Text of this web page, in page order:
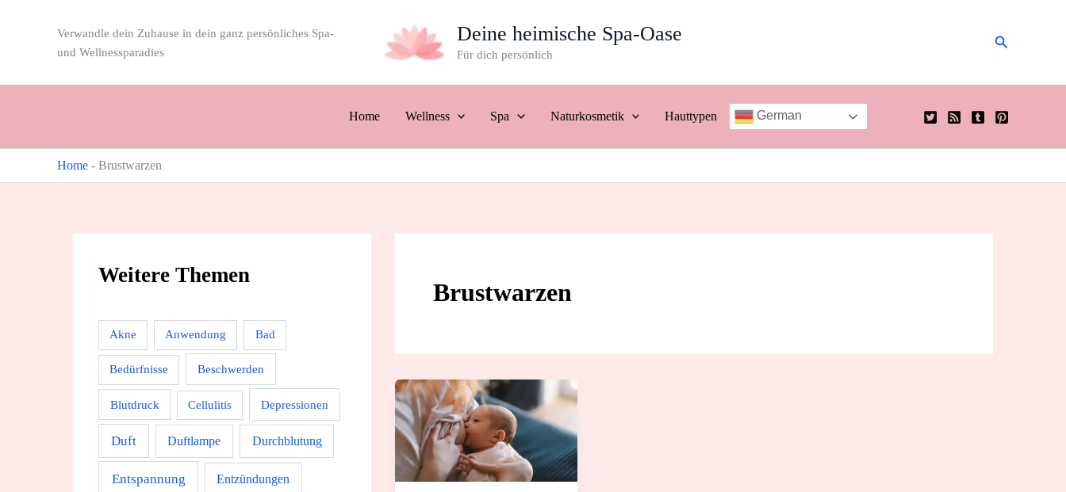
Verwandle dein Zuhause in dein ganz persönliches Spa-
und Wellnessparadies
Deine heimische Spa-Oase
Für dich persönlich
Suchen
Home Wellness Spa Naturkosmetik Hauttypen German
Home - Brustwarzen
Weitere Themen
Akne Anwendung Bad
Bedürfnisse Beschwerden
Blutdruck Cellulitis Depressionen
Duft Duftlampe Durchblutung
Entspannung Entzündungen
Brustwarzen